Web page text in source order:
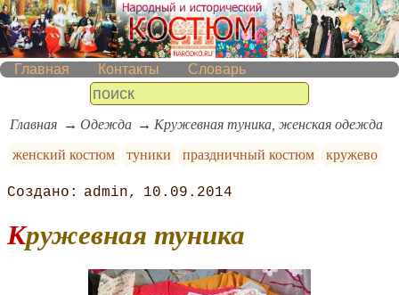
Главная Контакты Словарь
Главная Одежда
Кружевная туника, женская одежда
женский костюм
туники праздничный костюм кружево
admin 10.09.2014
Кружевная туника